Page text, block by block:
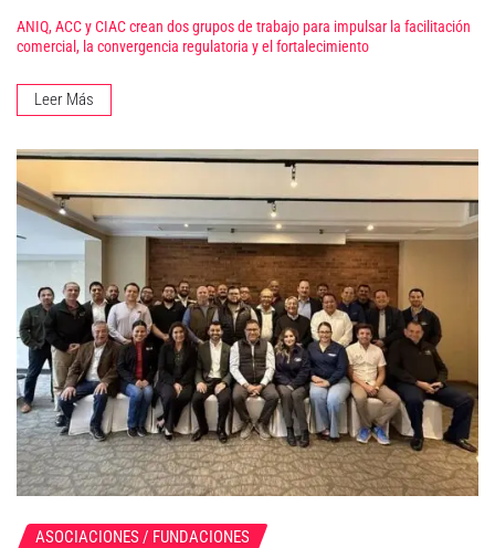
ANIQ, ACC y CIAC crean dos grupos de trabajo para impulsar la facilitación
comercial, la convergencia regulatoria y el fortalecimiento
Leer Más
ASOCIACIONES / FUNDACIONES